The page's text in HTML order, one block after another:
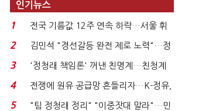
인기뉴스
1
전국 기름값 12주 연속 하락…서울 휘
발윳값 1909원...
2
김민석 "경선갈등 완전 제로 노력"…정
청래 "반명 공세 사...
3
'정청래 책임론' 꺼낸 친명계…친청계
는 추가투표 때리기...
4
전쟁에 원유 공급망 흔들리자…K-정유,
에너지안보 핵심...
5
"팀 정청래 정리" "이중잣대 말라"…민